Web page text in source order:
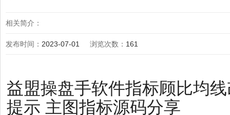
相关简介：
发布时间： 2023-07-01 浏览次数： 161
益盟操盘手软件指标顾比均
提示 主图指标源码分享